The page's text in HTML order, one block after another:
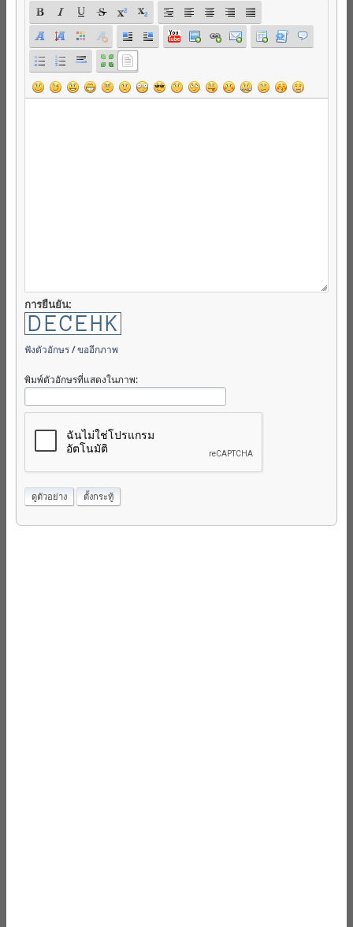
การยืนยัน:
ฟังตัวอักษร/ขออีกภาพ
พิมพ์ตัวอักษรที่แสดงในภาพ: